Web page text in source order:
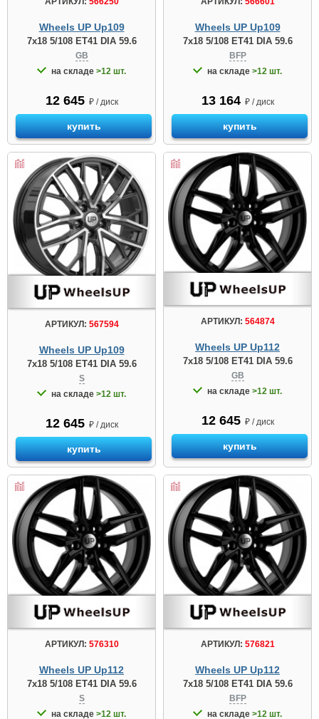
Wheels UP Up109
7x18 5/108 ET41 DIA 59.6
GB
на складе >12 шт.
12 645 ₽ / диск
купить
Wheels UP Up109
7x18 5/108 ET41 DIA 59.6
BFP
на складе >12 шт.
13 164 ₽ / диск
купить
АРТИКУЛ: 567594
Wheels UP Up109
7x18 5/108 ET41 DIA 59.6
S
на складе >12 шт.
12 645 ₽ / диск
купить
АРТИКУЛ: 564874
Wheels UP Up112
7x18 5/108 ET41 DIA 59.6
GB
на складе >12 шт.
12 645 ₽ / диск
купить
АРТИКУЛ: 576310
Wheels UP Up112
7x18 5/108 ET41 DIA 59.6
S
на складе >12 шт.
АРТИКУЛ: 576821
Wheels UP Up112
7x18 5/108 ET41 DIA 59.6
BFP
на складе >12 шт.